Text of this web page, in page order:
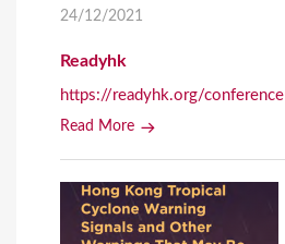
24/12/2021
Readyhk
https://readyhk.org/conference
Read More